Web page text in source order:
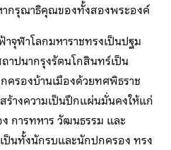
กรุณาธิคุณของทั้งสองพระองค์
จุฬาโลกมหาราชทรงเป็นปฐม
าปนากรุงรัตนโกสินทร์เป็น
ครองบ้านเมืองด้วยทศพิธราช
างความเป็นปึกแผ่นมั่นคงให้แก่
การทหาร วัฒนธรรม และ
นทั้งนักรบและนักปกครอง ทรง